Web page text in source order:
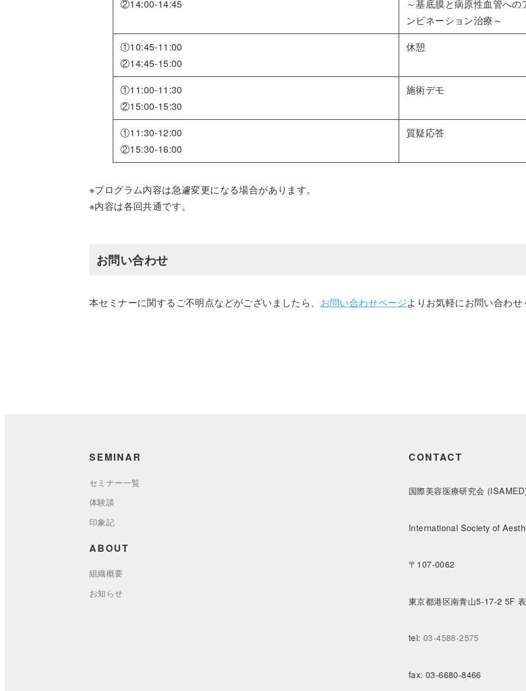
②14:00-14:45
～基底膜と病原性血管へ
ンビネーション治療～
①10:45-11:00
②14:45-15:00
休憩
①11:00-11:30
②15:00-15:30
施術デモ
①11:30-12:00
②15:30-16:00
質疑応答
※プログラム内容は急遽変更になる場合があります。
※内容は各回共通です。
お問い合わせ
本セミナーに関するご不明点などがございましたら、 お問い合わせページよりお気軽にお問い合わせ
SEMINAR
セミナー一覧
体験談
印象記
ABOUT
組織概要
お知らせ
CONTACT
国際美容医療研究会
International Society of
〒107-0062
東京都港区南青山5-17-2 5F
tel: 03-4588-2575
fax: 03-6680-8466